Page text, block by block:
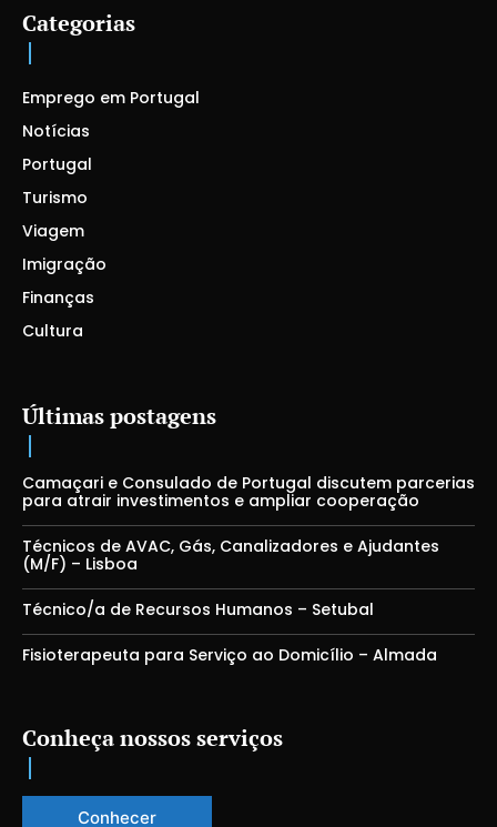
Categorias
Emprego em Portugal
Notícias
Portugal
Turismo
Viagem
Imigração
Finanças
Cultura
Últimas postagens
Camaçari e Consulado de Portugal discutem parcerias
para atrair investimentos e ampliar cooperação
Técnicos de AVAC, Gás, Canalizadores e Ajudantes
(M/F) – Lisboa
Técnico/a de Recursos Humanos – Setubal
Fisioterapeuta para Serviço ao Domicílio – Almada
Conheça nossos serviços
Conhecer